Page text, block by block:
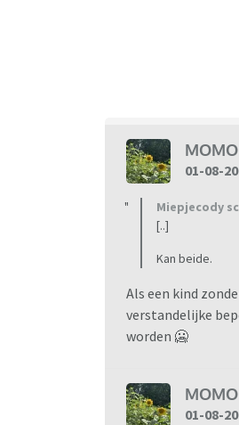
01-08-
Miepjecody
[..]
Kan beide.
Als een kind
verstandelijke
worden 🥶
01-08-